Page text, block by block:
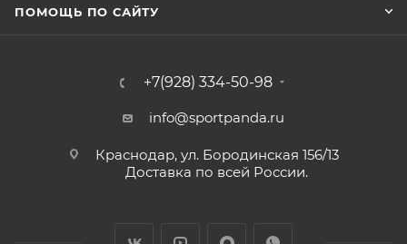
ПОМОЩЬ ПО САЙТУ
+7(928) 334-50-98
info@sportpanda.ru
Краснодар, ул. Бородинская 156/13
Доставка по всей России.